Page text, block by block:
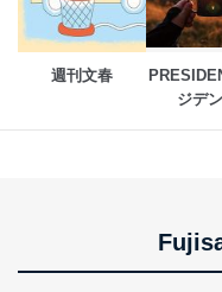
託・提供する場合
供先企業に個人情
委託・提供先企業
が、これらに限り
委託先：カス
４．開示対象個人情
週刊文春
ジデ